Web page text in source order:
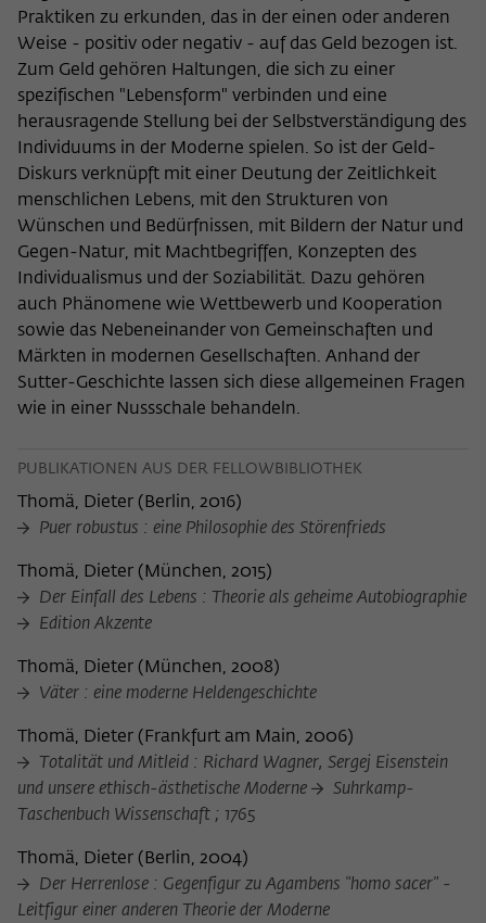
Praktiken zu erkunden, das in der einen oder anderen
Weise - positiv oder negativ - auf das Geld bezogen ist.
Zum Geld gehören Haltungen, die sich zu einer
spezifischen "Lebensform" verbinden und eine
herausragende Stellung bei der Selbstverständigung des
Individuums in der Moderne spielen. So ist der Geld-
Diskurs verknüpft mit einer Deutung der Zeitlichkeit
menschlichen Lebens, mit den Strukturen von
Wünschen und Bedürfnissen, mit Bildern der Natur und
Gegen-Natur, mit Machtbegriffen, Konzepten des
Individualismus und der Soziabilität. Dazu gehören
auch Phänomene wie Wettbewerb und Kooperation
sowie das Nebeneinander von Gemeinschaften und
Märkten in modernen Gesellschaften. Anhand der
Sutter-Geschichte lassen sich diese allgemeinen Fragen
wie in einer Nussschale behandeln.
PUBLIKATIONEN AUS DER FELLOWBIBLIOTHEK
Thomä, Dieter ( Berlin, 2016)
Puer robustus : eine Philosophie des Störenfrieds
Thomä, Dieter ( München, 2015)
Der Einfall des Lebens : Theorie als geheime Autobiographie
Edition Akzente
Thomä, Dieter ( München, 2008)
Väter : eine moderne Heldengeschichte
Thomä, Dieter ( Frankfurt am Main, 2006)
Totalität und Mitleid : Richard Wagner, Sergej Eisenstein
und unsere ethisch-ästhetische Moderne
Suhrkamp-
Taschenbuch Wissenschaft ; 1765
Thomä, Dieter ( Berlin, 2004)
Der Herrenlose : Gegenfigur zu Agambens "homo sacer" -
Leitfigur einer anderen Theorie der Moderne